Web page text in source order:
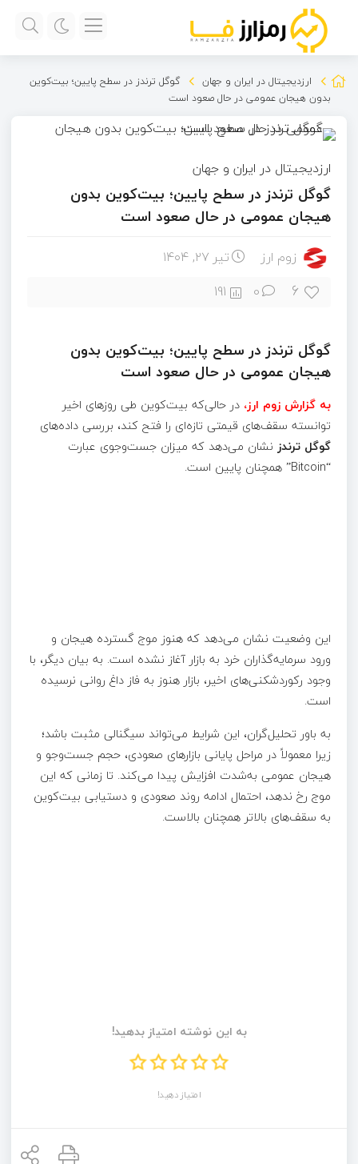
ارزدیجیتال در ایران و جهان
گوگل ترندز در سطح پایین؛ بیت‌کوین
بدون هیجان عمومی در حال صعود است
ارزدیجیتال در ایران و جهان
گوگل ترندز در سطح پایین؛ بیت‌کوین بدون
هیجان عمومی در حال صعود است
زوم ارز تیر ۲۷, ۱۴۰۴
6
0
191
گوگل ترندز در سطح پایین؛ بیت‌کوین بدون
هیجان عمومی در حال صعود است
به گزارش زوم ارز، در حالی‌که بیت‌کوین طی روزهای اخیر
توانسته سقف‌های قیمتی تازه‌ای را فتح کند، بررسی داده‌های
گوگل ترندز نشان می‌دهد که میزان جست‌وجوی عبارت
“Bitcoin” همچنان پایین است.
این وضعیت نشان می‌دهد که هنوز موج گسترده هیجان و
ورود سرمایه‌گذاران خرد به بازار آغاز نشده است. به بیان دیگر، با
وجود رکوردشکنی‌های اخیر، بازار هنوز به فاز داغ روانی نرسیده
است.
به باور تحلیل‌گران، این شرایط می‌تواند سیگنالی مثبت باشد؛
زیرا معمولاً در مراحل پایانی بازارهای صعودی، حجم جست‌وجو و
هیجان عمومی به‌شدت افزایش پیدا می‌کند. تا زمانی که این
موج رخ ندهد، احتمال ادامه روند صعودی و دستیابی بیت‌کوین
به سقف‌های بالاتر همچنان بالاست.
به این نوشته امتیاز بدهید!
امتیاز دهید!